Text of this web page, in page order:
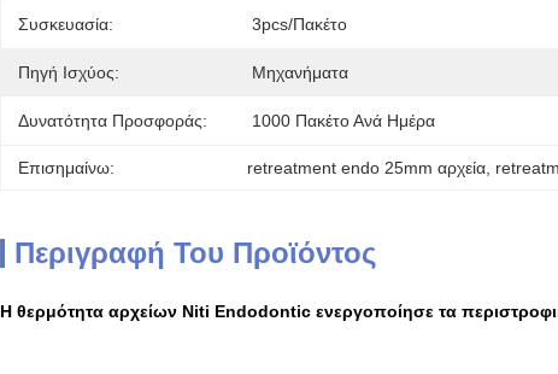
Συσκευασία: 3pcs/πακέτο
Πηγή Ισχύος: Μηχανήματα
Δυνατότητα Προσφοράς: 1000 Πακέτο Ανά Ημέρα
Επισημαίνω: retreatment endo 25mm αρχεία,
Περιγραφή Του Προϊόντος
Η θερμότητα αρχείων Niti Endodontic ενεργοποίησε τα